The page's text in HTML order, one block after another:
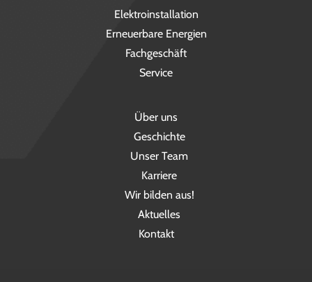
Elektroinstallation
Erneuerbare Energien
Fachgeschäft
Service
Über uns
Geschichte
Unser Team
Karriere
Wir bilden aus!
Aktuelles
Kontakt